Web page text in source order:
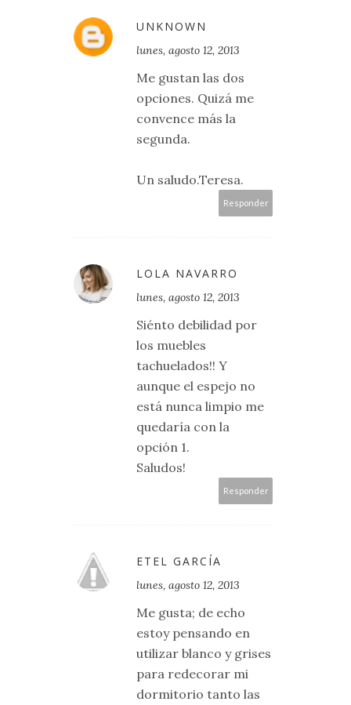
UNKNOWN
lunes, agosto 12, 2013
Me gustan las dos
opciones. Quizá me
convence más la
segunda.
Un saludo.Teresa.
Responder
LOLA NAVARRO
lunes, agosto 12, 2013
Siénto debilidad por
los muebles
tachuelados!! Y
aunque el espejo no
está nunca limpio me
quedaría con la
opción 1.
Saludos!
Responder
ETEL GARCÍA
lunes, agosto 12, 2013
Me gusta; de echo
estoy pensando en
utilizar blanco y grises
para redecorar mi
dormitorio tanto las